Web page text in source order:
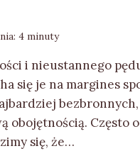
4 minuty
i nieustannego
się je na margines
bezbronnych,
obojętnością. Często
się, że…